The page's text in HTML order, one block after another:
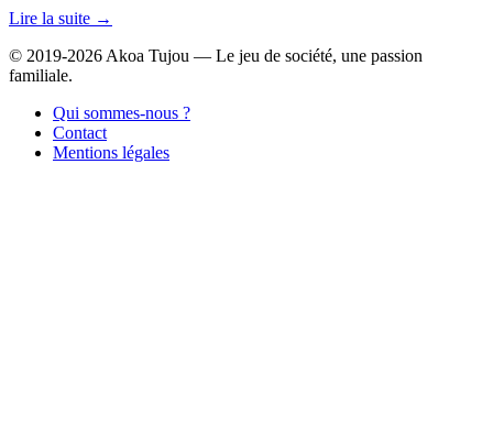
Lire la suite →
© 2019-2026 Akoa Tujou — Le jeu de société, une passion
familiale.
Qui sommes-nous ?
Contact
Mentions légales